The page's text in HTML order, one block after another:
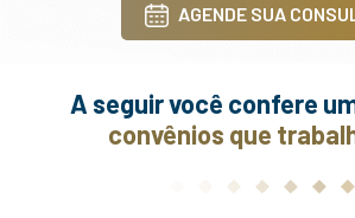
AGENDE SUA
A seguir você confere
convênios que